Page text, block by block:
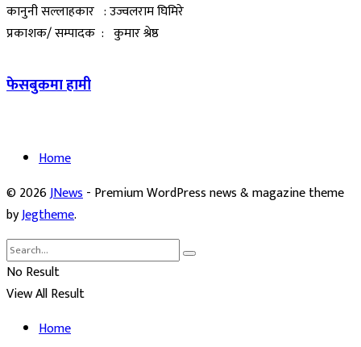
कानुनी सल्लाहकार : उज्वलराम घिमिरे
प्रकाशक/ सम्पादक : कुमार श्रेष्ठ
फेसबुकमा हामी
Home
© 2026JNews- Premium WordPress news & magazine theme
byJegtheme.
No Result
View All Result
Home